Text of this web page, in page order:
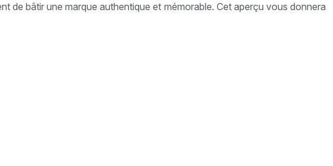
de bâtir une marque authentique et mémorable. Cet aperçu vous donnera